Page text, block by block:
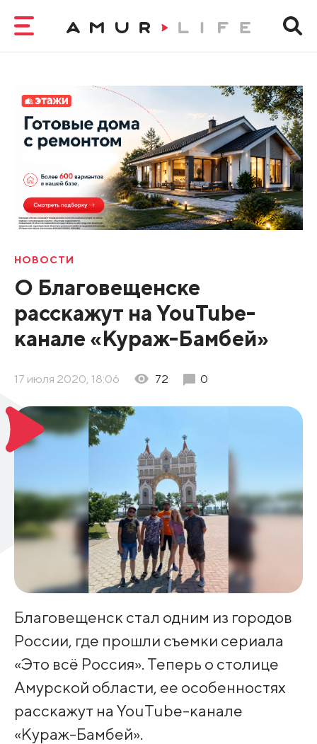
НОВОСТИ
О Благовещенске
расскажут на YouTube-
канале «Кураж-Бамбей»
17 июля 2020, 18:06 72 0
Благовещенск стал одним из городов
России, где прошли съемки сериала
«Это всё Россия». Теперь о столице
Амурской области, ее особенностях
расскажут на YouTube-канале
«Кураж-Бамбей».